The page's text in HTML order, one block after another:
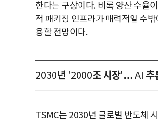
한다는 구상이다. 비록 양산 수율
적 패키징 인프라가 매력적일 수밖
용할 전망이다.
2030년 '2000조 시장'… AI 추
TSMC는 2030년 글로벌 반도체